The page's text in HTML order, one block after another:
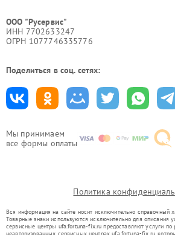
Мы принимаем
все формы оплаты
ООО "Русервис"
ИНН 7702633247
ОГРН 1077746335776
Поделиться в соц. сетях:
Политика
Вся информация на сайте носит исключительно справочный
Товарные знаки используются исключительно для описания
сервисные центры ufa.fortuna-fix.ru предоставляют услуги по